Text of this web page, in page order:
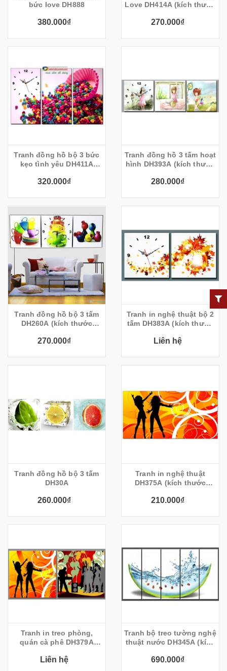
bức love DH888
380.000₫
Love DH414A (kích thước
270.000₫
Tranh đồng hồ bộ 3 bức
kẹo tình yêu DH411A
320.000₫
Tranh đồng hồ 3 tấm hoạt
hình DH393A (kích thước
280.000₫
Tranh đồng hồ bộ 3 tấm
DH260A (kích thước
270.000₫
Tranh in nghệ thuật bộ 2
tấm DH383A (kích thước
Liên hệ
Tranh đồng hồ bộ 3 tấm
DH30A
260.000₫
Tranh in nghệ thuật
DH375A (kích thước
210.000₫
Tranh in treo phòng,
quán cà phê DH379A
Liên hệ
Tranh bộ treo tường nghệ
thuật nước DH345A (kích
690.000₫